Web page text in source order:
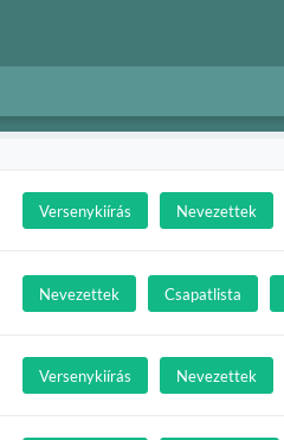
Versenykiírás Nevezettek
Nevezettek Csapatlista
Versenykiírás Nevezettek